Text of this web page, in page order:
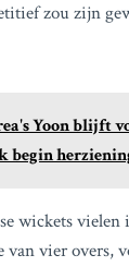
zou zijn
Yoon blijft
wickets vielen
van vier overs,